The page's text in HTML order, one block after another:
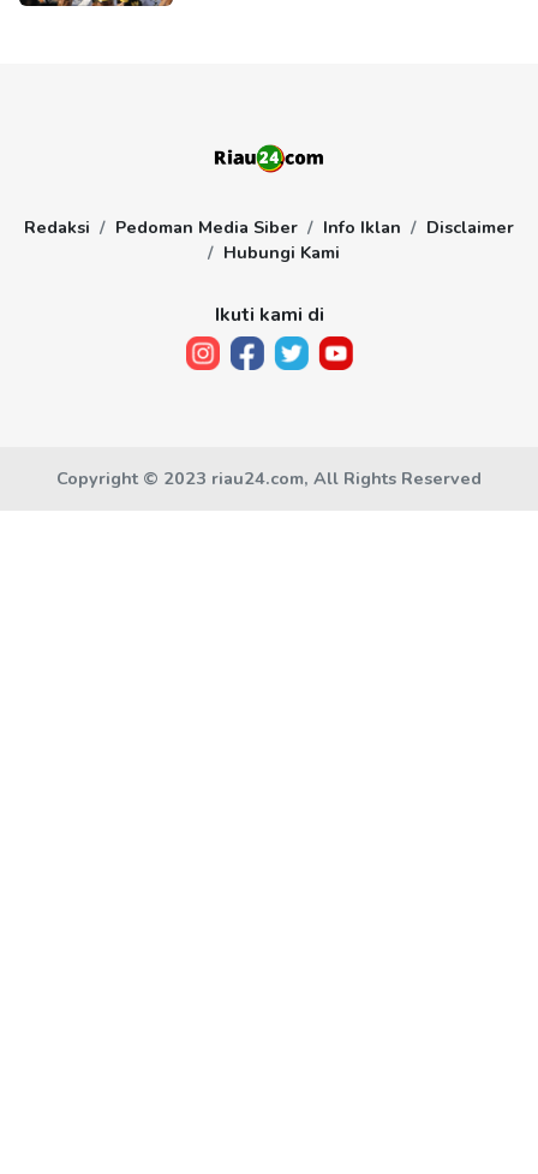
Redaksi Pedoman Media Siber Info Iklan
Disclaimer
Hubungi Kami
Ikuti kami di
Copyright © 2023 riau24.com, All Rights Reserved